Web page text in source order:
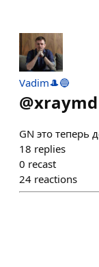
Vadim🎩🔵
@xraymd
GN это теперь
18 replies
0 recast
24 reactions